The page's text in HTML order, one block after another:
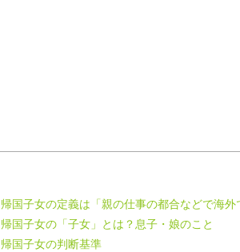
帰国子女の定義は「親の仕事の都合などで海外
帰国子女の「子女」とは？息子・娘のこと
帰国子女の判断基準